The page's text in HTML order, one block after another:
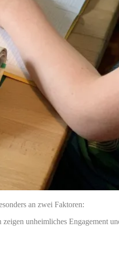
an zwei Faktoren:
unheimliches Engagement